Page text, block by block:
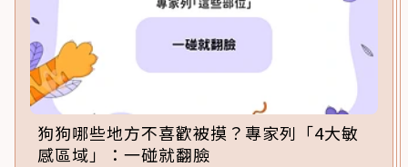
狗狗哪些地方不喜歡被摸？專家列「4大敏
感區域」：一碰就翻臉